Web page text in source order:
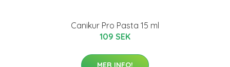
Canikur Pro Pasta 15 ml
109 SEK
MER INFO!